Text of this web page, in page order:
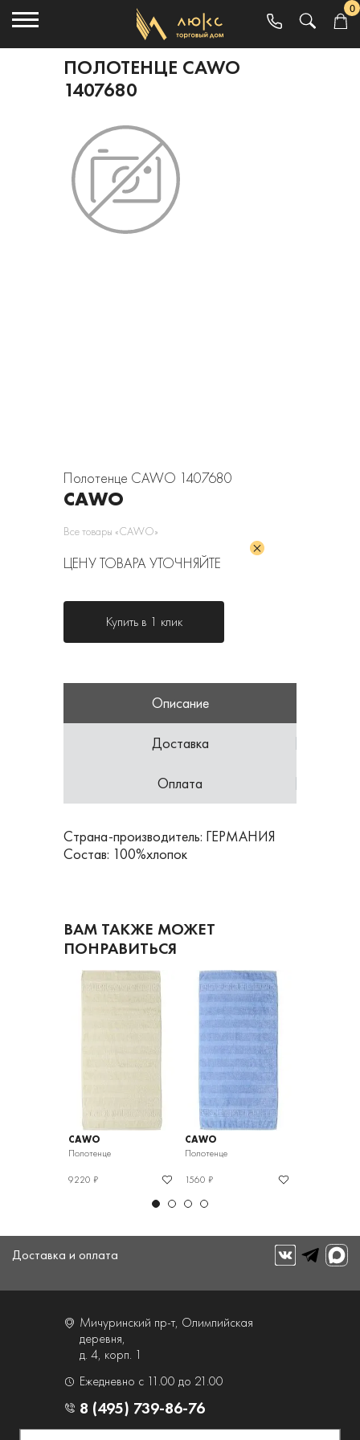
0
ПОЛОТЕНЦЕ CAWO
1407680
Полотенце CAWO 1407680
CAWO
Все товары «CAWO»
ЦЕНУ ТОВАРА УТОЧНЯЙТЕ
Купить в 1 клик
Описание
Доставка
Оплата
Страна-производитель: ГЕРМАНИЯ
Состав: 100%хлопок
ВАМ ТАКЖЕ МОЖЕТ
ПОНРАВИТЬСЯ
CAWO
Полотенце
9220 ₽
CAWO
Полотенце
1560 ₽
Доставка и оплата
Мичуринский пр-т, Олимпийская
деревня,
д. 4, корп. 1
Ежедневно с 11.00 до 21.00
8 (495) 739-86-76